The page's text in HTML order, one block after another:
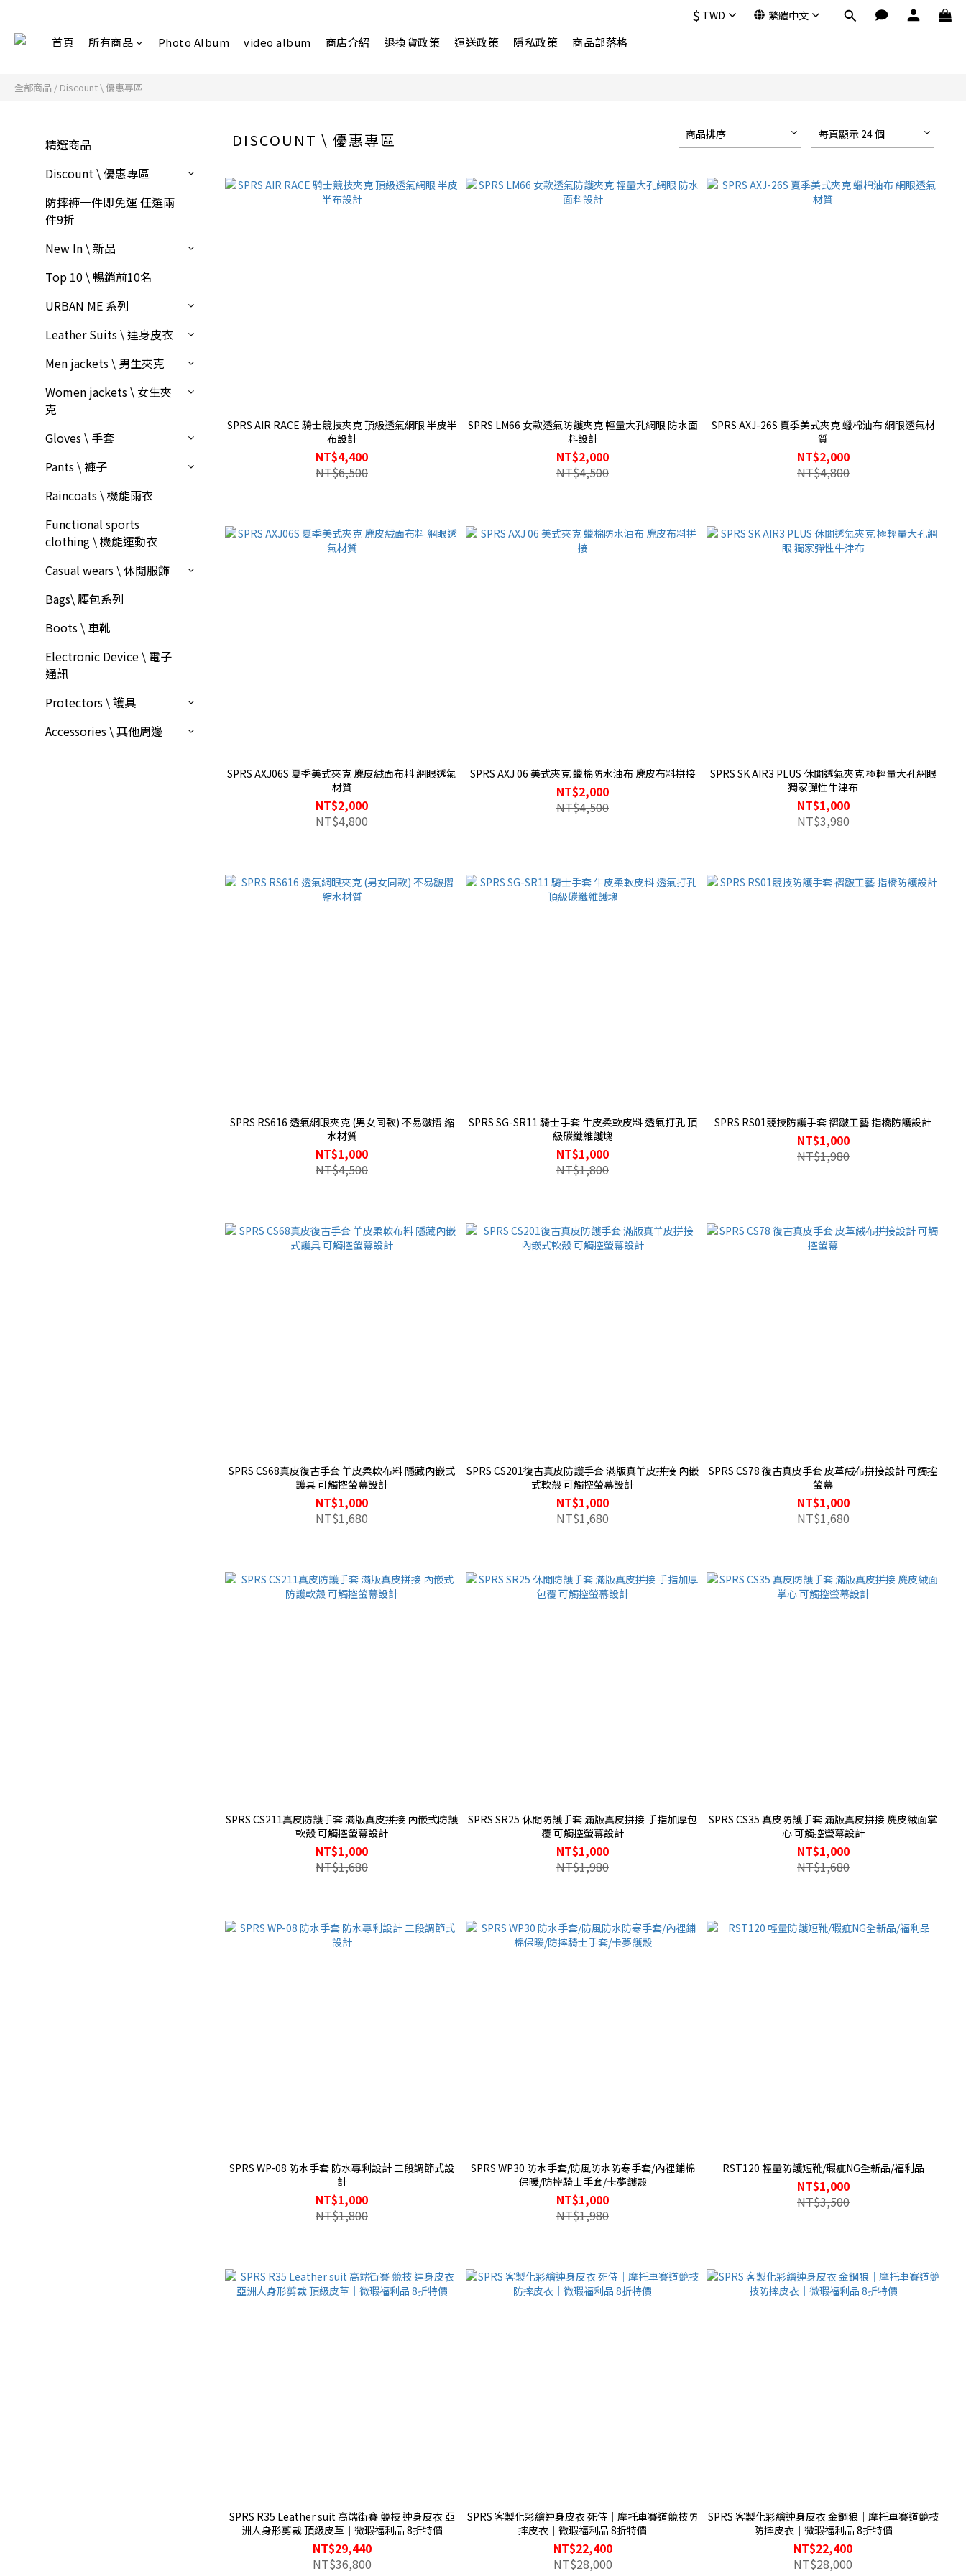
$ TWD 繁體中文
首頁 所有商品 Photo Album video album 商店介紹 退換貨政策 運送政策 隱私政策 商品部落格
全部商品 / Discount \ 優惠專區
精選商品
Discount \ 優惠專區
防摔褲一件即免運 任選兩
件9折
New In \ 新品
Top 10 \ 暢銷前10名
URBAN ME 系列
Leather Suits \ 連身皮衣
Men jackets \ 男生夾克
Women jackets \ 女生夾
克
Gloves \ 手套
Pants \ 褲子
Raincoats \ 機能雨衣
Functional sports
clothing \ 機能運動衣
Casual wears \ 休閒服飾
Bags\ 腰包系列
Boots \ 車靴
Electronic Device \ 電子
通訊
Protectors \ 護具
Accessories \ 其他周邊
DISCOUNT \ 優惠專區 商品排序 每頁顯示 24 個
SPRS AIR RACE 騎士競技夾克 頂級透氣網眼 半皮半
布設計
NT$4,400
NT$6,500
SPRS LM66 女款透氣防護夾克 輕量大孔網眼 防水面
料設計
NT$2,000
NT$4,500
SPRS AXJ-26S 夏季美式夾克 蠟棉油布 網眼透氣材
質
NT$2,000
NT$4,800
SPRS AXJ06S 夏季美式夾克 麂皮絨面布料 網眼透氣
材質
NT$2,000
NT$4,800
SPRS AXJ 06 美式夾克 蠟棉防水油布 麂皮布料拼接
NT$2,000
NT$4,500
SPRS SK AIR3 PLUS 休閒透氣夾克 極輕量大孔網眼
獨家彈性牛津布
NT$1,000
NT$3,980
SPRS RS616 透氣網眼夾克 (男女同款) 不易皺摺 縮
水材質
NT$1,000
NT$4,500
SPRS SG-SR11 騎士手套 牛皮柔軟皮料 透氣打孔 頂
級碳纖維護塊
NT$1,000
NT$1,800
SPRS RS01競技防護手套 褶皺工藝 指橋防護設計
NT$1,000
NT$1,980
SPRS CS68真皮復古手套 羊皮柔軟布料 隱藏內嵌式
護具 可觸控螢幕設計
NT$1,000
NT$1,680
SPRS CS201復古真皮防護手套 滿版真羊皮拼接 內嵌
式軟殼 可觸控螢幕設計
NT$1,000
NT$1,680
SPRS CS78 復古真皮手套 皮革絨布拼接設計 可觸控
螢幕
NT$1,000
NT$1,680
SPRS CS211真皮防護手套 滿版真皮拼接 內嵌式防護
軟殼 可觸控螢幕設計
NT$1,000
NT$1,680
SPRS SR25 休閒防護手套 滿版真皮拼接 手指加厚包
覆 可觸控螢幕設計
NT$1,000
NT$1,980
SPRS CS35 真皮防護手套 滿版真皮拼接 麂皮絨面掌
心 可觸控螢幕設計
NT$1,000
NT$1,680
SPRS WP-08 防水手套 防水專利設計 三段調節式設
計
NT$1,000
NT$1,800
SPRS WP30 防水手套/防風防水防寒手套/內裡鋪棉
保暖/防摔騎士手套/卡夢護殼
NT$1,000
NT$1,980
RST120 輕量防護短靴/瑕疵NG全新品/福利品
NT$1,000
NT$3,500
SPRS R35 Leather suit 高端街賽 競技 連身皮衣 亞
洲人身形剪裁 頂級皮革｜微瑕福利品 8折特價
NT$29,440
NT$36,800
SPRS 客製化彩繪連身皮衣 死侍｜摩托車賽道競技防
摔皮衣｜微瑕福利品 8折特價
NT$22,400
NT$28,000
SPRS 客製化彩繪連身皮衣 金鋼狼｜摩托車賽道競技
防摔皮衣｜微瑕福利品 8折特價
NT$22,400
NT$28,000